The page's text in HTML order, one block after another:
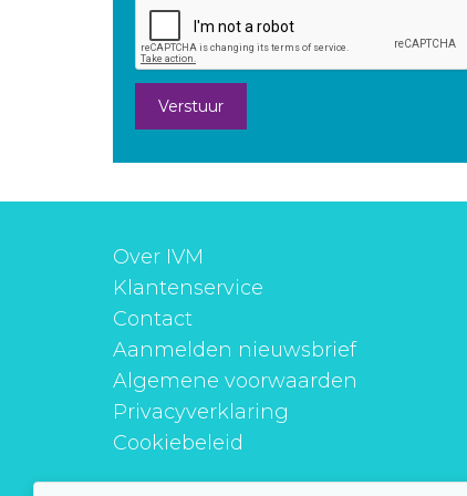
Verstuur
Over IVM
Klantenservice
Contact
Aanmelden nieuwsbrief
Algemene voorwaarden
Privacyverklaring
Cookiebeleid